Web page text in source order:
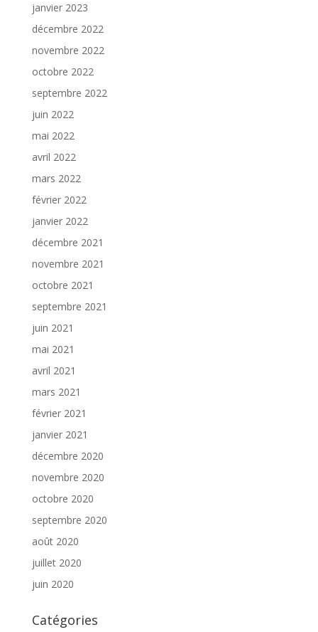
janvier 2023
décembre 2022
novembre 2022
octobre 2022
septembre 2022
juin 2022
mai 2022
avril 2022
mars 2022
février 2022
janvier 2022
décembre 2021
novembre 2021
octobre 2021
septembre 2021
juin 2021
mai 2021
avril 2021
mars 2021
février 2021
janvier 2021
décembre 2020
novembre 2020
octobre 2020
septembre 2020
août 2020
juillet 2020
juin 2020
Catégories